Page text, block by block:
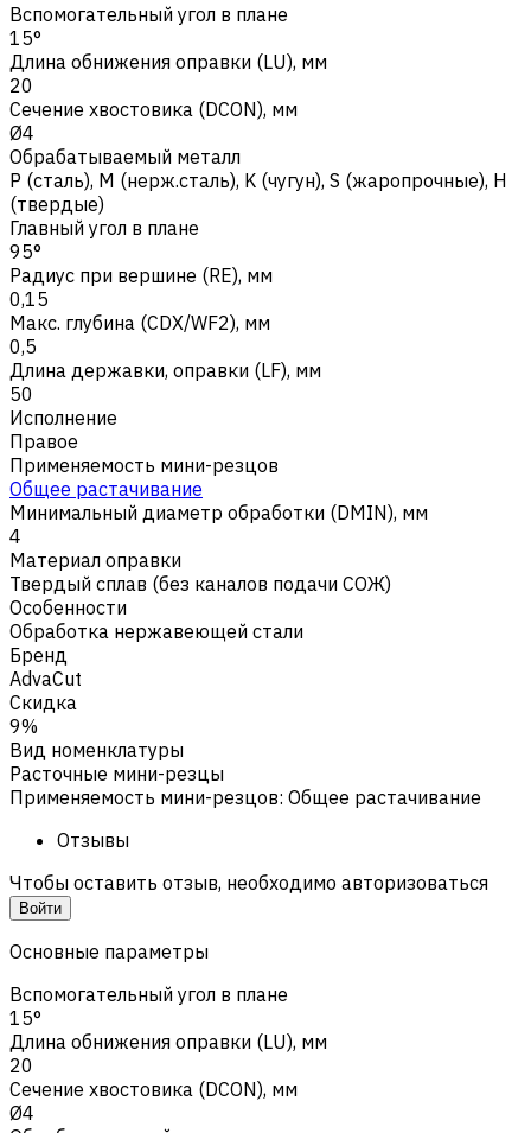
Вспомогательный угол в плане
15°
Длина обнижения оправки (LU), мм
20
Сечение хвостовика (DCON), мм
Ø4
Обрабатываемый металл
Р (сталь), M (нерж.сталь), K (чугун), S (жаропрочные), H
(твердые)
Главный угол в плане
95°
Радиус при вершине (RE), мм
0,15
Макс. глубина (CDX/WF2), мм
0,5
Длина державки, оправки (LF), мм
50
Исполнение
Правое
Применяемость мини-резцов
Общее растачивание
Минимальный диаметр обработки (DMIN), мм
4
Материал оправки
Твердый сплав (без каналов подачи СОЖ)
Особенности
Обработка нержавеющей стали
Бренд
AdvaCut
Скидка
9%
Вид номенклатуры
Расточные мини-резцы
Применяемость мини-резцов: Общее растачивание
Отзывы
Чтобы оставить отзыв, необходимо авторизоваться
Войти
Основные параметры
Вспомогательный угол в плане
15°
Длина обнижения оправки (LU), мм
20
Сечение хвостовика (DCON), мм
Ø4